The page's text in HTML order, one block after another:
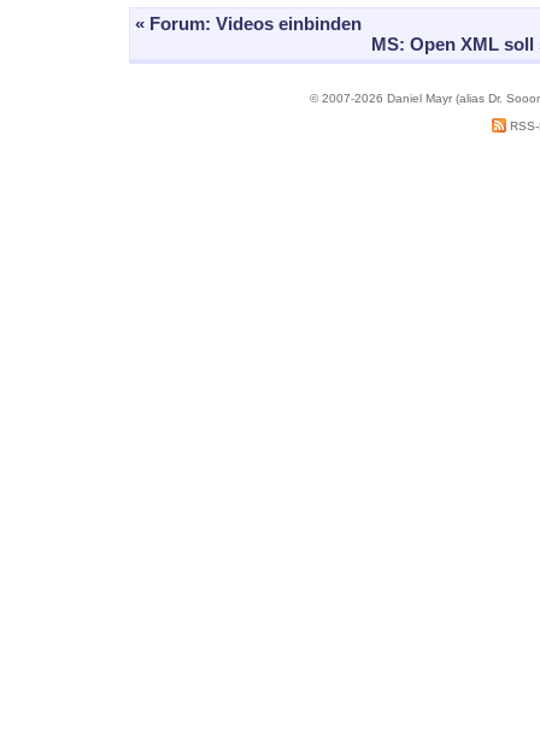
« Forum: Videos einbinden
MS: Open XML
© 2007-2026 Daniel Mayr (alias Dr.